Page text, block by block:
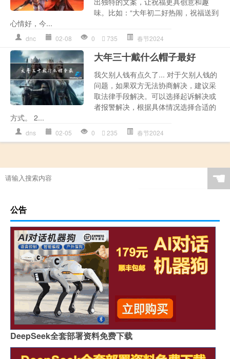
味。比如：“大年初二好热闹，祝福送到
心情好，今...
dnc 02-08 0 735 春节2024
大年三十戴什么帽子最好
我欠别人钱有点久了... 对于欠别人钱的
问题，如果双方无法协商解决，建议采
取法律手段解决。可以选择起诉解决或
者报警解决，根据具体情况选择合适的
方式。 2...
dns 02-05 0 235 春节2024
☚
公告
DeepSeek全套部署资料免费下载